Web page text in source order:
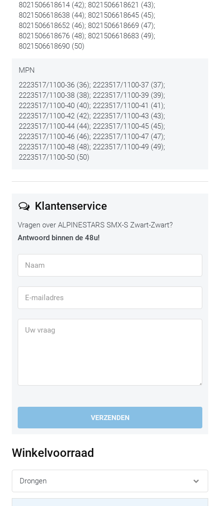
8021506618614 (42); 8021506618621 (43);
8021506618638 (44); 8021506618645 (45);
8021506618652 (46); 8021506618669 (47);
8021506618676 (48); 8021506618683 (49);
8021506618690 (50)
MPN
2223517/1100-36 (36); 2223517/1100-37 (37);
2223517/1100-38 (38); 2223517/1100-39 (39);
2223517/1100-40 (40); 2223517/1100-41 (41);
2223517/1100-42 (42); 2223517/1100-43 (43);
2223517/1100-44 (44); 2223517/1100-45 (45);
2223517/1100-46 (46); 2223517/1100-47 (47);
2223517/1100-48 (48); 2223517/1100-49 (49);
2223517/1100-50 (50)
Klantenservice
Vragen over ALPINESTARS SMX-S Zwart-Zwart?
Antwoord binnen de 48u!
VERZENDEN
Winkelvoorraad